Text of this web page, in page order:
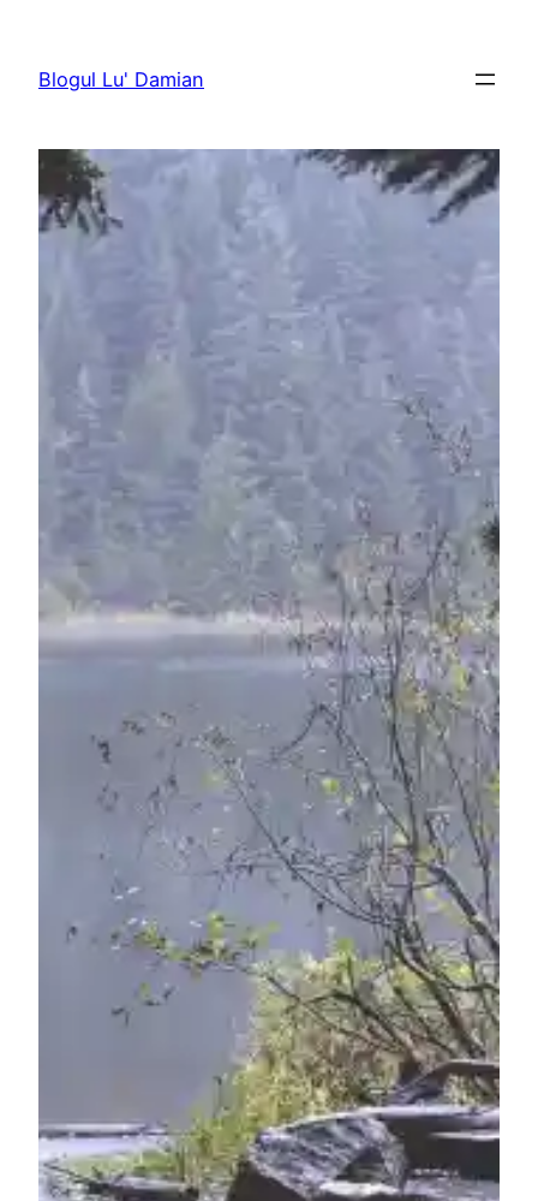
conținut
Blogul Lu' Damian